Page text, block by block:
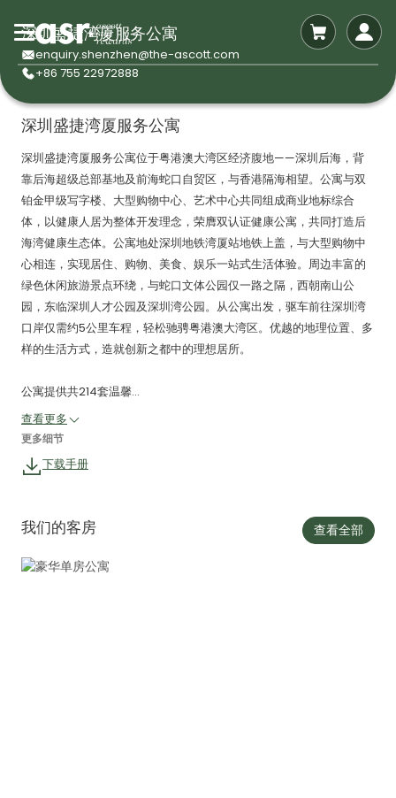
深圳盛捷湾厦服务公寓
enquiry.shenzhen@the-ascott.com
+86 755 22972888
深圳盛捷湾厦服务公寓
深圳盛捷湾厦服务公寓位于粤港澳大湾区经济腹地——深圳后海，背
靠后海超级总部基地及前海蛇口自贸区，与香港隔海相望。公寓与双
铂金甲级写字楼、大型购物中心、艺术中心共同组成商业地标综合
体，以健康人居为整体开发理念，荣膺双认证健康公寓，共同打造后
海湾健康生态体。公寓地处深圳地铁湾厦站地铁上盖，与大型购物中
心相连，实现居住、购物、美食、娱乐一站式生活体验。周边丰富的
绿色休闲旅游景点环绕，与蛇口文体公园仅一路之隔，西朝南山公
园，东临深圳人才公园及深圳湾公园。从公寓出发，驱车前往深圳湾
口岸仅需约5公里车程，轻松驰骋粤港澳大湾区。优越的地理位置、多
样的生活方式，造就创新之都中的理想居所。
公寓提供共214套温馨...
查看更多
更多细节
下载手册
我们的客房 查看全部